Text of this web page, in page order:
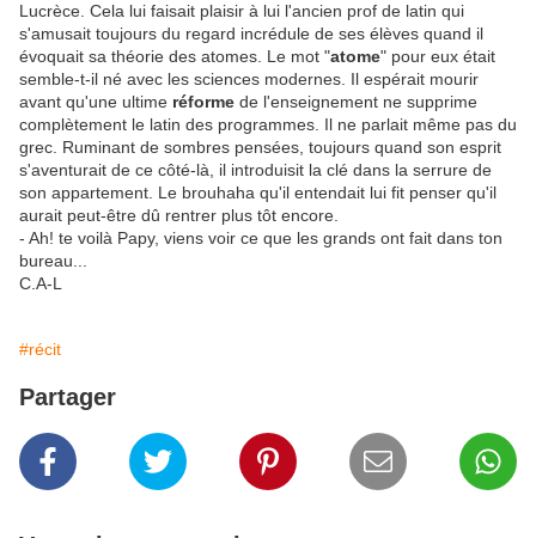
Lucrèce. Cela lui faisait plaisir à lui l'ancien prof de latin qui
s'amusait toujours du regard incrédule de ses élèves quand il
évoquait sa théorie des atomes. Le mot "atome" pour eux était
semble-t-il né avec les sciences modernes. Il espérait mourir
avant qu'une ultime réforme de l'enseignement ne supprime
complètement le latin des programmes. Il ne parlait même pas du
grec. Ruminant de sombres pensées, toujours quand son esprit
s'aventurait de ce côté-là, il introduisit la clé dans la serrure de
son appartement. Le brouhaha qu'il entendait lui fit penser qu'il
aurait peut-être dû rentrer plus tôt encore.
- Ah! te voilà Papy, viens voir ce que les grands ont fait dans ton
bureau...
C.A-L
#récit
Partager